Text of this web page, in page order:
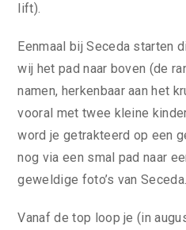
lift).
Eenmaal bij Seceda starten
wij het pad naar boven (de
namen, herkenbaar aan het
vooral met twee kleine
word je getrakteerd op een
nog via een smal pad naar
geweldige foto’s van Seceda.
Vanaf de top loop je (in